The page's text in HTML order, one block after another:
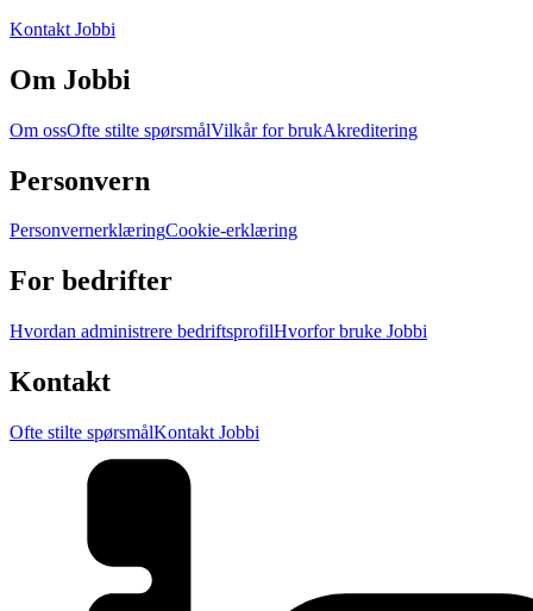
Kontakt Jobbi
Om Jobbi
Om ossOfte stilte spørsmålVilkår for brukAkreditering
Personvern
PersonvernerklæringCookie-erklæring
For bedrifter
Hvordan administrere bedriftsprofilHvorfor bruke Jobbi
Kontakt
Ofte stilte spørsmålKontakt Jobbi